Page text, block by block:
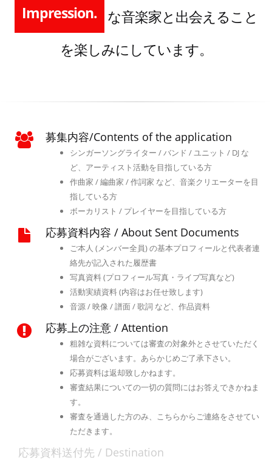
excitement.
pioneer.
な音楽家と出会えること
を楽しみにしています。
募集内容/Contents of the application
シンガーソングライター / バンド / ユニット / DJ な
ど、アーティスト活動を目指している方
作曲家 / 編曲家 / 作詞家 など、音楽クリエーターを目
指している方
ボーカリスト / プレイヤーを目指している方
応募資料内容 / About Sent Documents
ご本人 (メンバー全員) の基本プロフィールと代表者連
絡先が記入された履歴書
写真資料 (プロフィール写真・ライブ写真など)
活動実績資料 (内容はお任せ致します)
音源 / 映像 / 譜面 / 歌詞 など、作品資料
応募上の注意 / Attention
粗雑な資料については審査の対象外とさせていただく
場合がございます。あらかじめご了承下さい。
応募資料は返却致しかねます。
審査結果についての一切の質問にはお答えできかねま
す。
審査を通過した方のみ、こちらからご連絡をさせてい
ただきます。
応募資料送付先 / Destination